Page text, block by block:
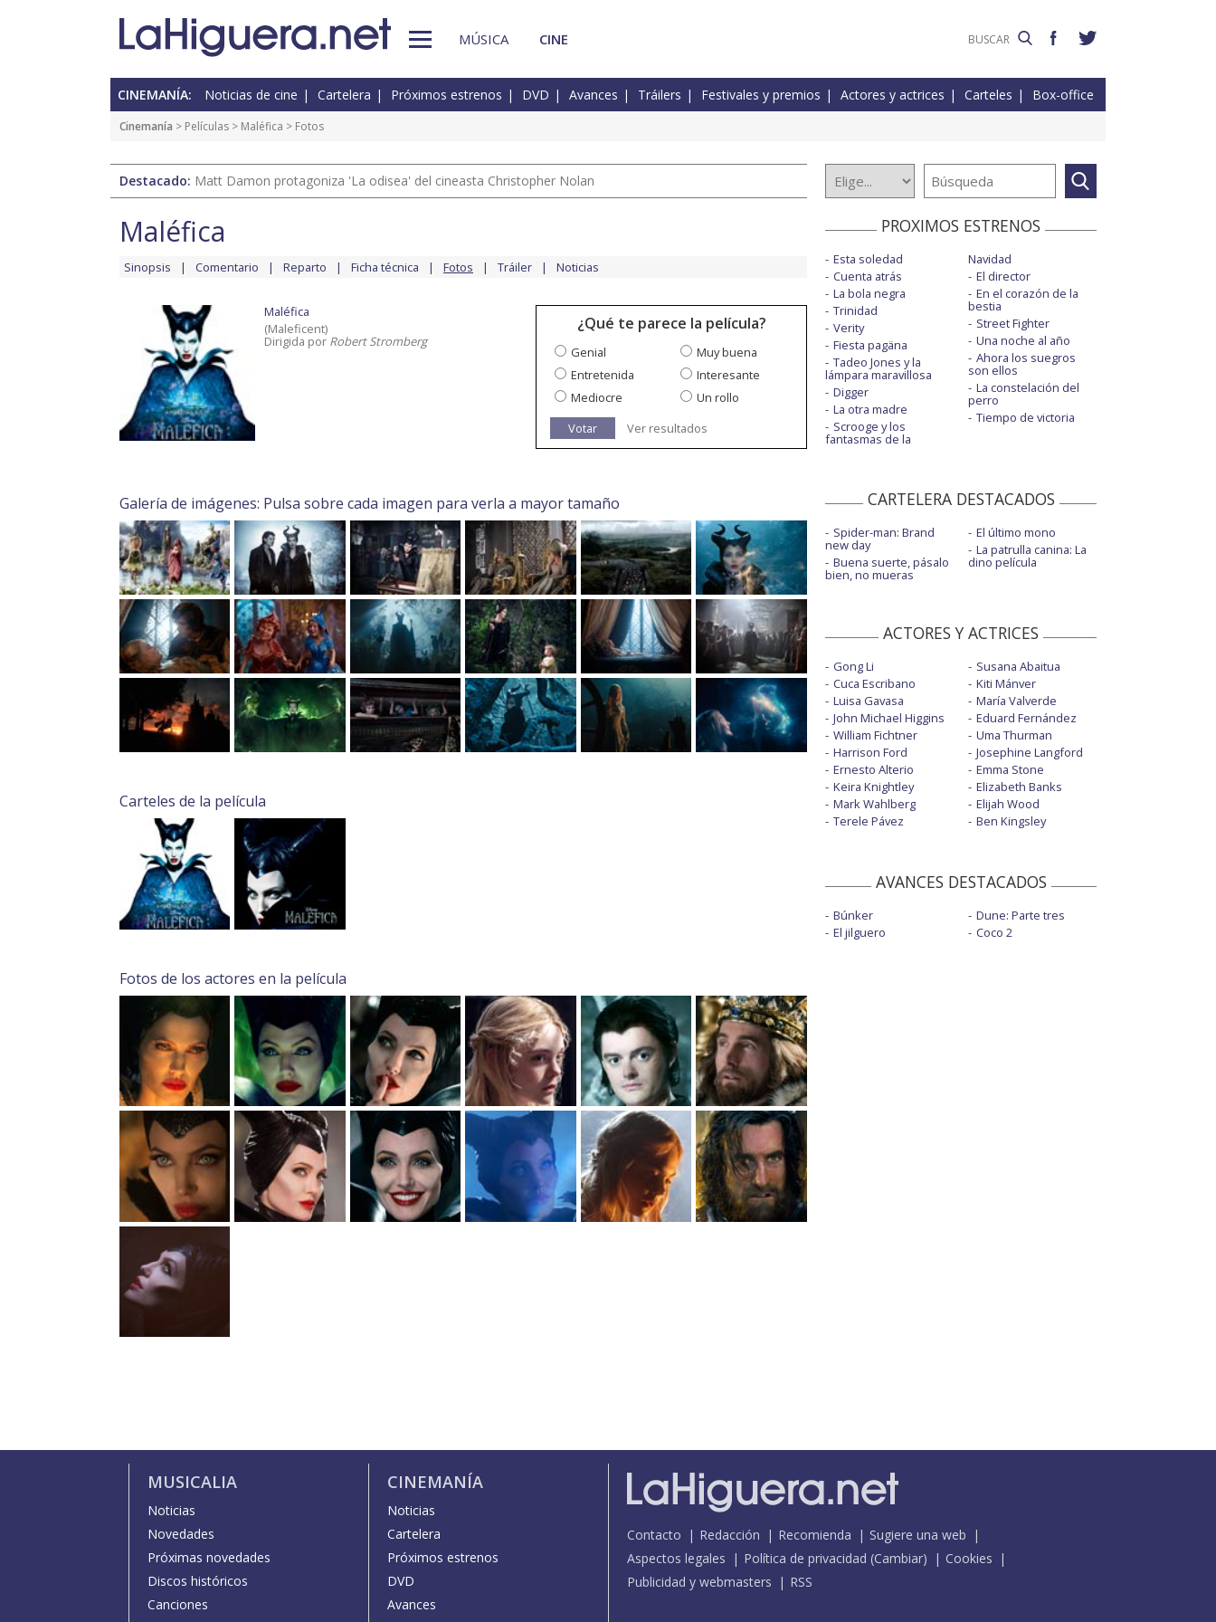
MÚSICA CINE
CINEMANÍA: Noticias de cine Cartelera Próximos estrenos DVD Avances Tráilers Festivales y premios Actores y actrices Carteles Box-office
Cinemanía > Películas > Maléfica > Fotos
Destacado: Matt Damon protagoniza 'La odisea' del cineasta Christopher Nolan
Maléfica
Sinopsis Comentario Reparto Ficha técnica Fotos Tráiler Noticias
Maléfica
(Maleficent)
Dirigida por Robert Stromberg
¿Qué te parece la película?
Genial
Muy buena
Entretenida
Interesante
Mediocre
Un rollo
Votar
Ver resultados
Galería de imágenes: Pulsa sobre cada imagen para verla a mayor tamaño
Carteles de la película
Fotos de los actores en la película
PROXIMOS ESTRENOS
Esta soledad
Cuenta atrás
La bola negra
Trinidad
Verity
Fiesta pagäna
Tadeo Jones y la
lámpara maravillosa
Digger
La otra madre
Scrooge y los
fantasmas de la
Navidad
El director
En el corazón de la
bestia
Street Fighter
Una noche al año
Ahora los suegros
son ellos
La constelación del
perro
Tiempo de victoria
CARTELERA DESTACADOS
Spider-man: Brand
new day
Buena suerte, pásalo
bien, no mueras
El último mono
La patrulla canina: La
dino película
ACTORES Y ACTRICES
Gong Li
Cuca Escribano
Luisa Gavasa
John Michael Higgins
William Fichtner
Harrison Ford
Ernesto Alterio
Keira Knightley
Mark Wahlberg
Terele Pávez
Susana Abaitua
Kiti Mánver
María Valverde
Eduard Fernández
Uma Thurman
Josephine Langford
Emma Stone
Elizabeth Banks
Elijah Wood
Ben Kingsley
AVANCES DESTACADOS
Búnker
El jilguero
Dune: Parte tres
Coco 2
MUSICALIA
Noticias
Novedades
Próximas novedades
Discos históricos
Canciones
CINEMANÍA
Noticias
Cartelera
Próximos estrenos
DVD
Avances
Contacto Redacción Recomienda
Sugiere una web
Aspectos legales
Política de privacidad (Cambiar)
Cookies
Publicidad y webmasters
RSS